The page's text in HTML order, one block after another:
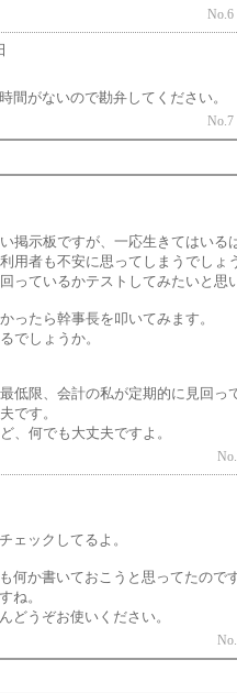
No.6
間がないので勘弁してください。
No.7
掲示板ですが、一応生きてはいる
用者も不安に思ってしまうでしょ
っているかテストしてみたいと思
ったら幹事長を叩いてみます。
でしょうか。
低限、会計の私が定期的に見回っ
です。
、何でも大丈夫ですよ。
ェックしてるよ。
何か書いておこうと思ってたので
ね。
どうぞお使いください。